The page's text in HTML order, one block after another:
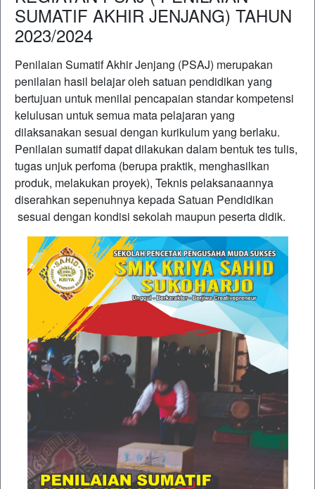
SUMATIF AKHIR JENJANG) TAHUN
2023/2024
Penilaian Sumatif Akhir Jenjang (PSAJ) merupakan
penilaian hasil belajar oleh satuan pendidikan yang
bertujuan untuk menilai pencapaian standar kompetensi
kelulusan untuk semua mata pelajaran yang
dilaksanakan sesuai dengan kurikulum yang berlaku.
Penilaian sumatif dapat dilakukan dalam bentuk tes tulis,
tugas unjuk perfoma (berupa praktik, menghasilkan
produk, melakukan proyek), Teknis pelaksanaannya
diserahkan sepenuhnya kepada Satuan Pendidikan
sesuai dengan kondisi sekolah maupun peserta didik.